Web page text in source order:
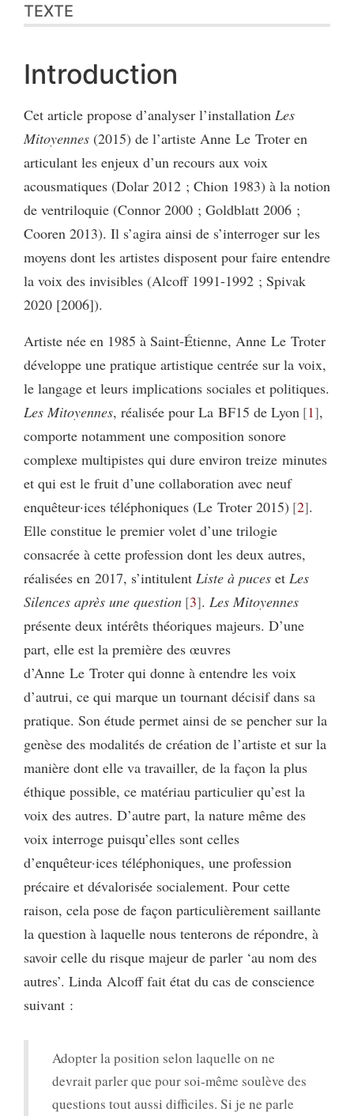
TEXTE
Introduction
Cet article propose d’analyser l’installation Les
Mitoyennes (2015) de l’artiste Anne Le Troter en
articulant les enjeux d’un recours aux voix
acousmatiques (Dolar 2012 ; Chion 1983) à la notion
de ventriloquie (Connor 2000 ; Goldblatt 2006 ;
Cooren 2013). Il s’agira ainsi de s’interroger sur les
moyens dont les artistes disposent pour faire entendre
la voix des invisibles (Alcoff 1991-1992 ; Spivak
2020 [2006]).
Artiste née en 1985 à Saint-Étienne, Anne Le Troter
développe une pratique artistique centrée sur la voix,
le langage et leurs implications sociales et politiques.
Les Mitoyennes, réalisée pour La BF15 de Lyon 1 ,
comporte notamment une composition sonore
complexe multipistes qui dure environ treize minutes
et qui est le fruit d’une collaboration avec neuf
enquêteur·ices téléphoniques (Le Troter 2015) 2 .
Elle constitue le premier volet d’une trilogie
consacrée à cette profession dont les deux autres,
réalisées en 2017, s’intitulent Liste à puces et Les
Silences après une question 3 . Les Mitoyennes
présente deux intérêts théoriques majeurs. D’une
part, elle est la première des œuvres
d’Anne Le Troter qui donne à entendre les voix
d’autrui, ce qui marque un tournant décisif dans sa
pratique. Son étude permet ainsi de se pencher sur la
genèse des modalités de création de l’artiste et sur la
manière dont elle va travailler, de la façon la plus
éthique possible, ce matériau particulier qu’est la
voix des autres. D’autre part, la nature même des
voix interroge puisqu’elles sont celles
d’enquêteur·ices téléphoniques, une profession
précaire et dévalorisée socialement. Pour cette
raison, cela pose de façon particulièrement saillante
la question à laquelle nous tenterons de répondre, à
savoir celle du risque majeur de parler ‘au nom des
autres’. Linda Alcoff fait état du cas de conscience
suivant :
Adopter la position selon laquelle on ne
devrait parler que pour soi-même soulève des
questions tout aussi difficiles. Si je ne parle